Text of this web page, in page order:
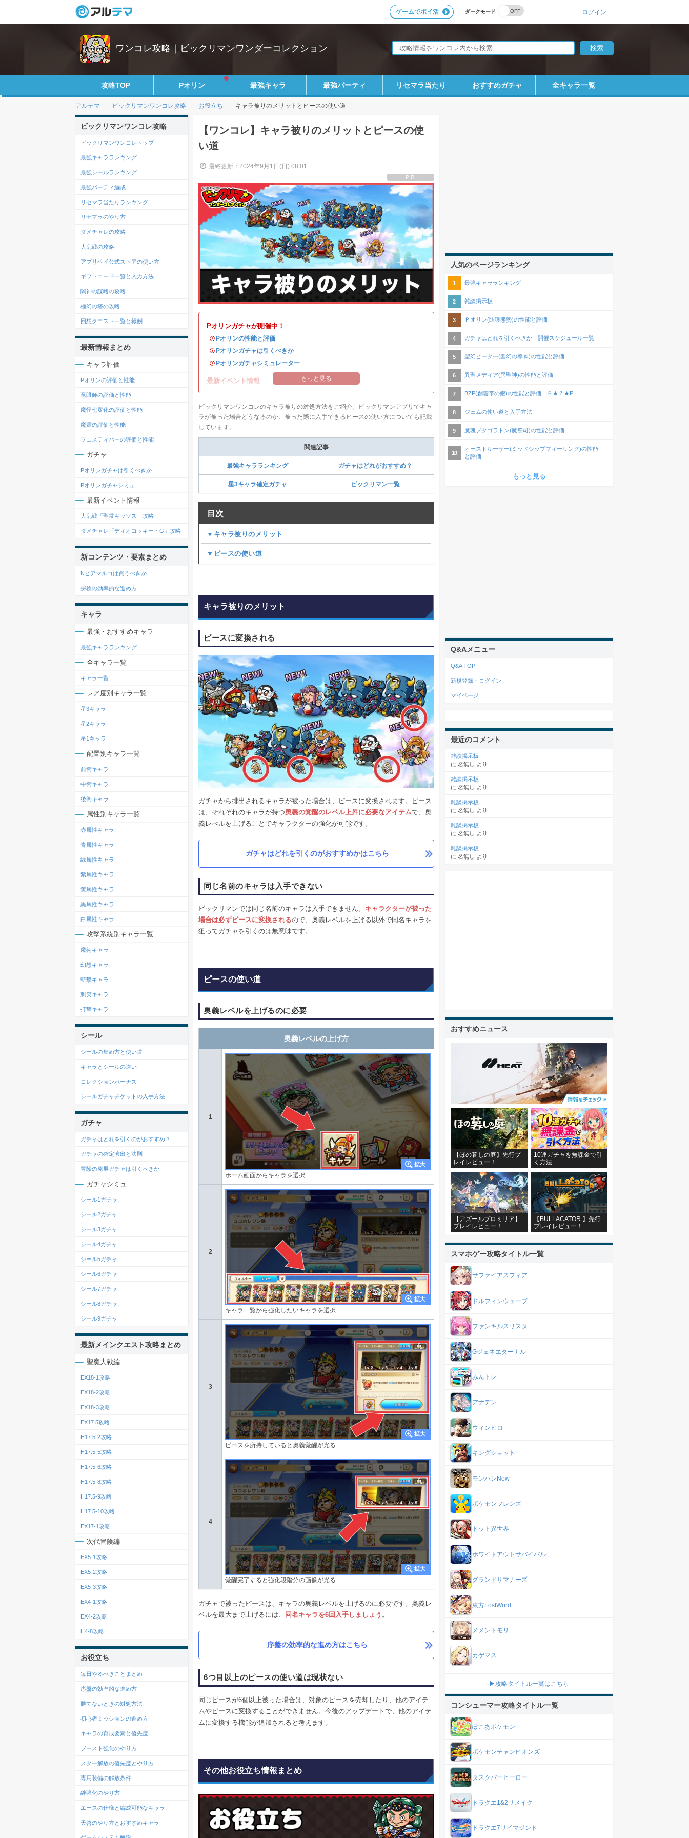
ダークモード
ゲームでポイ活 ログイン
ワンコレ攻略｜ビックリマンワンダーコレクション
攻略TOP Pオリン 最強キャラ 最強パーティ リセマラ当たり おすすめガチャ 全キャラ一覧
アルテマ ビックリマンワンコレ攻略 お役立ち キャラ被りのメリットとピースの使い道
【ワンコレ】キャラ被りのメリットとピースの使
い道
最終更新：2024年9月1日(日) 08:01
PR
Pオリンガチャが開催中！
・Pオリンの性能と評価
・Pオリンガチャは引くべきか
・Pオリンガチャシミュレーター
最新イベント情報 もっと見る
ビックリマンワンコレのキャラ被りの対処方法をご紹介。ビックリマンアプリでキャ
ラが被った場合どうなるのか、被った際に入手できるピースの使い方についても記載
しています。
関連記事
最強キャラランキング ガチャはどれがおすすめ？
星3キャラ確定ガチャ ビックリマン一覧
目次
▼キャラ被りのメリット
▼ピースの使い道
キャラ被りのメリット
ピースに変換される
ガチャから排出されるキャラが被った場合は、ピースに変換されます。ピース
は、それぞれのキャラが持つ奥義の覚醒のレベル上昇に必要なアイテムで、奥
義レべルを上げることでキャラクターの強化が可能です。
ガチャはどれを引くのがおすすめかはこちら
同じ名前のキャラは入手できない
ビックリマンでは同じ名前のキャラは入手できません。 キャラクターが被った
場合は必ずピースに変換されるので、奥義レベルを上げる以外で同名キャラを
狙ってガチャを引くのは無意味です。
ピースの使い道
奥義レベルを上げるのに必要
奥義レベルの上げ方
1
ホーム画面からキャラを選択
2
キャラ一覧から強化したいキャラを選択
3
ピースを所持していると奥義覚醒が光る
4
覚醒完了すると強化段階分の画像が光る
ガチャで被ったピースは、キャラの奥義レベルを上げるのに必要です。奥義レ
ベルを最大まで上げるには、
同名キャラを6回入手しましょう 。
序盤の効率的な進め方はこちら
6つ目以上のピースの使い道は現状ない
同じピースが6個以上被った場合は、対象のピースを売却したり、他のアイテ
ムやピースに変換することができません。今後のアップデートで、他のアイテ
ムに変換する機能が追加されると考えます。
その他お役立ち情報まとめ
ビックリマンワンコレ攻略
ビックリマンワンコレトップ
最強キャラランキング
最強シールランキング
最強パーティ編成
リセマラ当たりランキング
リセマラのやり方
ダメチャレの攻略
大乱戦の攻略
アプリペイ公式ストアの使い方
ギフトコード一覧と入力方法
闇神の謀略の攻略
極幻の塔の攻略
回想クエスト一覧と報酬
最新情報まとめ
キャラ評価
Pオリンの評価と性能
竜眼師の評価と性能
魔怪七変化の評価と性能
魔震の評価と性能
フェスティバーの評価と性能
ガチャ
Pオリンガチャは引くべきか
Pオリンガチャシミュ
最新イベント情報
大乱戦「聖常キッソス」攻略
ダメチャレ「ディオコッキー・G」攻略
新コンテンツ・要素まとめ
Nピアマルコは買うべきか
探検の効率的な進め方
キャラ
最強・おすすめキャラ
最強キャラランキング
全キャラ一覧
キャラ一覧
レア度別キャラ一覧
星3キャラ
星2キャラ
星1キャラ
配置別キャラ一覧
前衛キャラ
中衛キャラ
後衛キャラ
属性別キャラ一覧
赤属性キャラ
青属性キャラ
緑属性キャラ
紫属性キャラ
黄属性キャラ
黒属性キャラ
白属性キャラ
攻撃系統別キャラ一覧
魔術キャラ
幻想キャラ
斬撃キャラ
刺突キャラ
打撃キャラ
シール
シールの集め方と使い道
キャラとシールの違い
コレクションボーナス
シールガチャチケットの入手方法
ガチャ
ガチャはどれを引くのがおすすめ？
ガチャの確定演出と法則
冒険の発展ガチャは引くべきか
ガチャシミュ
シール1ガチャ
シール2ガチャ
シール3ガチャ
シール4ガチャ
シール5ガチャ
シール6ガチャ
シール7ガチャ
シール8ガチャ
シール9ガチャ
最新メインクエスト攻略まとめ
聖魔大戦編
EX18-1攻略
EX18-2攻略
EX18-3攻略
EX17.5攻略
H17.5-2攻略
H17.5-5攻略
H17.5-6攻略
H17.5-8攻略
H17.5-9攻略
H17.5-10攻略
EX17-1攻略
次代冒険編
EX5-1攻略
EX5-2攻略
EX5-3攻略
EX4-1攻略
EX4-2攻略
H4-8攻略
お役立ち
毎日やるべきことまとめ
序盤の効率的な進め方
勝てないときの対処方法
初心者ミッションの進め方
キャラの育成要素と優先度
ブースト強化のやり方
スター解放の優先度とやり方
専用装備の解放条件
絆強化のやり方
エースの仕様と編成可能なキャラ
天啓のやり方とおすすめキャラ
人気のページランキング
最強キャラランキング
雑談掲示板
Ｐオリン(防護態勢)の性能と評価
ガチャはどれを引くべきか｜開催スケジュール一覧
聖幻ピーター(聖幻の導き)の性能と評価
異聖メディア(異聖神)の性能と評価
BZP(創雲帯の癒)の性能と評価｜Ｂ★Ｚ★P
ジェムの使い道と入手方法
魔魂プタゴラトン(魔祭司)の性能と評価
オーストルーザー(ミッドシップフィーリング)の性能
と評価
もっと見る
Q&Aメニュー
Q&A TOP
新規登録・ログイン
マイページ
最近のコメント
雑談掲示板
に 名無し より
雑談掲示板
に 名無し より
雑談掲示板
に 名無し より
雑談掲示板
に 名無し より
雑談掲示板
に 名無し より
おすすめニュース
【ほの暮しの庭】先行プ
レイレビュー！
10連ガチャを無課金で引
く方法
【アズールプロミリア】
プレイレビュー！
【BULLACATOR 】先行
プレイレビュー！
スマホゲー攻略タイトル一覧
サファイアスフィア
ドルフィンウェーブ
ファンキルスリスタ
Gジェネエターナル
みんトレ
アナデン
ウィンヒロ
キングショット
モンハンNow
ポケモンフレンズ
ドット異世界
ホワイトアウトサバイバル
グランドサマナーズ
東方LostWord
メメントモリ
カゲマス
▶攻略タイトル一覧はこちら
コンシューマー攻略タイトル一覧
ぽこあポケモン
ポケモンチャンピオンズ
タスクバーヒーロー
ドラクエ1&2リメイク
ドラクエ7リイマジンド